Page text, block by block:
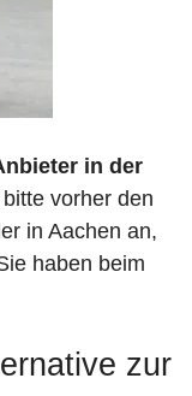
in der
vorher den
in Aachen an,
haben beim
zur